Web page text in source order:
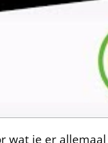
wat je er